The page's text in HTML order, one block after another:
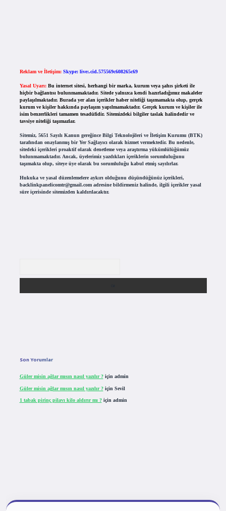
Reklam ve İletişim: Skype: live:.cid.575569c608265c69
Yasal Uyarı: Bu internet sitesi, herhangi bir marka, kurum veya şahıs şirketi ile
hiçbir bağlantısı bulunmamaktadır. Sitede yalnızca kendi hazırladığımız makaleler
paylaşılmaktadır. Burada yer alan içerikler haber niteliği taşımamakta olup, gerçek
kurum ve kişiler hakkında paylaşım yapılmamaktadır. Gerçek kurum ve kişiler ile
isim benzerlikleri tamamen tesadüfidir. Sitemizdeki bilgiler taslak halindedir ve
tavsiye niteliği taşımazlar.
Sitemiz, 5651 Sayılı Kanun gereğince Bilgi Teknolojileri ve İletişim Kurumu (BTK)
tarafından onaylanmış bir Yer Sağlayıcı olarak hizmet vermektedir. Bu nedenle,
sitedeki içerikleri proaktif olarak denetleme veya araştırma yükümlülüğümüz
bulunmamaktadır. Ancak, üyelerimiz yazdıkları içeriklerin sorumluluğunu
taşımakta olup, siteye üye olarak bu sorumluluğu kabul etmiş sayılırlar.
Hukuka ve yasal düzenlemelere aykırı olduğunu düşündüğünüz içerikleri,
backlinkpanelicomtr@gmail.comadresine bildirmeniz halinde, ilgili içerikler yasal
süre içerisinde sitemizden kaldırılacaktır.
Son Yorumlar
Güler misin ağlar mısın nasıl yazılır ?için admin
Güler misin ağlar mısın nasıl yazılır ?için Sevil
1 tabak pirinç pilavı kilo aldırır mı ?için admin